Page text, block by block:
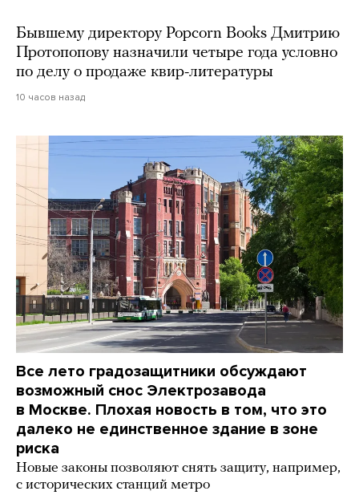
Бывшему директору Popcorn Books Дмитрию
Протопопову назначили четыре года условно
по делу о продаже квир-литературы
10 часов назад
Все лето градозащитники обсуждают
возможный снос Электрозавода
в Москве. Плохая новость в том, что это
далеко не единственное здание в зоне
риска
Новые законы позволяют снять защиту, например,
с исторических станций метро